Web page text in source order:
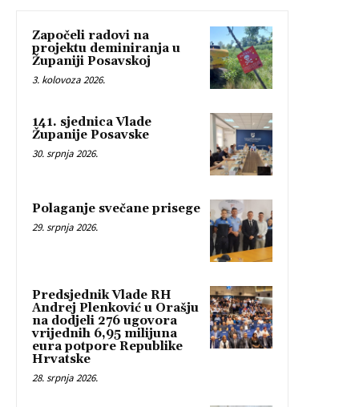
Započeli radovi na
projektu deminiranja u
Županiji Posavskoj
3. kolovoza 2026.
141. sjednica Vlade
Županije Posavske
30. srpnja 2026.
Polaganje svečane prisege
29. srpnja 2026.
Predsjednik Vlade RH
Andrej Plenković u Orašju
na dodjeli 276 ugovora
vrijednih 6,95 milijuna
eura potpore Republike
Hrvatske
28. srpnja 2026.